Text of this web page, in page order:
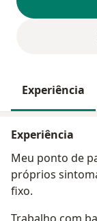
Experiência
Experiência
Meu ponto de
próprios
fixo.